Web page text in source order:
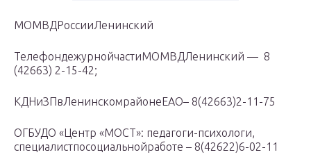
МОМВДРоссииЛенинский
ТелефондежурнойчастиМОМВДЛенинский — 8
(42663) 2-15-42;
КДНиЗПвЛенинскомрайонеЕАО– 8(42663)2-11-75
ОГБУДО «Центр «МОСТ»: педагоги-психологи,
специалистпосоциальнойработе – 8(42622)6-02-11